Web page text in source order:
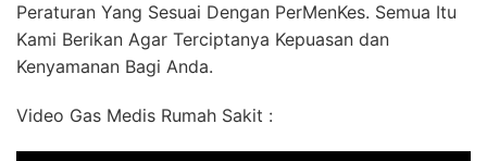
Peraturan Yang Sesuai Dengan PerMenKes. Semua Itu
Kami Berikan Agar Terciptanya Kepuasan dan
Kenyamanan Bagi Anda.
Video Gas Medis Rumah Sakit :